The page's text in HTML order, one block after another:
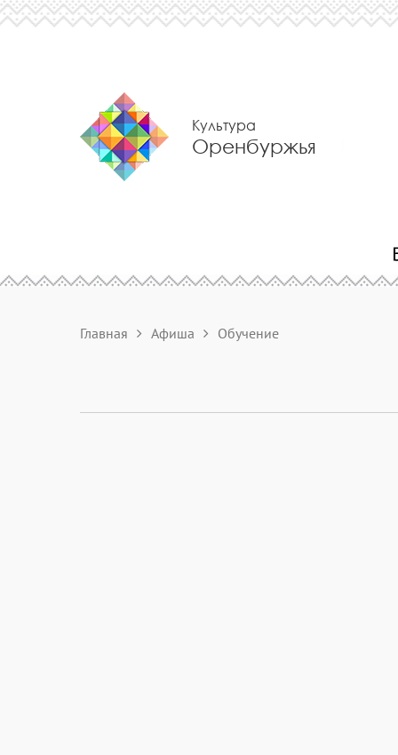
Культура
Оренбуржья
Главная Афиша Обучение